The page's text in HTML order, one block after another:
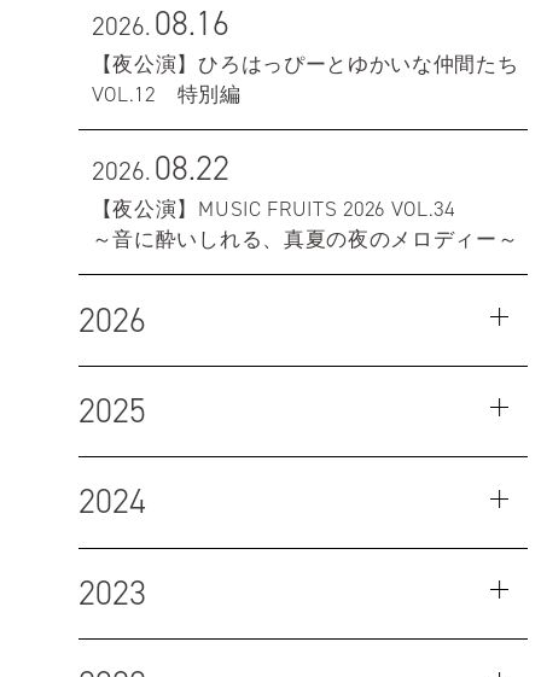
2026.08.16
【夜公演】ひろはっぴーとゆかいな仲間たち
VOL.12 特別編
2026.08.22
【夜公演】MUSIC FRUITS 2026 VOL.34
～音に酔いしれる、真夏の夜のメロディー～
2026
2025
2024
2023